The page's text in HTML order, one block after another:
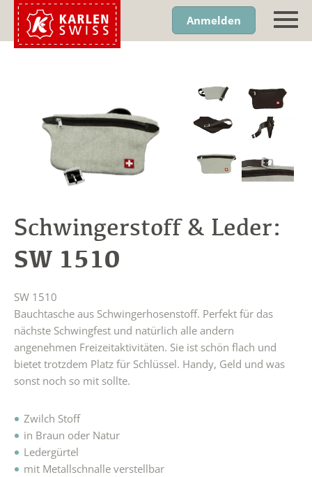
Anmelden
Schwingerstoff & Leder:
SW 1510
SW 1510
Bauchtasche aus Schwingerhosenstoff. Perfekt für das
nächste Schwingfest und natürlich alle andern
angenehmen Freizeitaktivitäten. Sie ist schön flach und
bietet trotzdem Platz für Schlüssel. Handy, Geld und was
sonst noch so mit sollte.
Zwilch Stoff
in Braun oder Natur
Ledergürtel
mit Metallschnalle verstellbar